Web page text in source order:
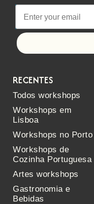
RECENTES
Todos workshops
Workshops em
Lisboa
Workshops no Porto
Workshops de
Cozinha Portuguesa
Artes workshops
Gastronomia e
Bebidas